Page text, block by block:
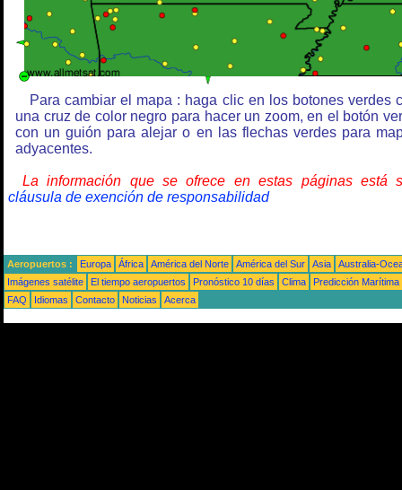
Para cambiar el mapa : haga clic en los botones verdes
una cruz de color negro para hacer un zoom, en el botón
con un guión para alejar o en las flechas verdes para
adyacentes.
La información que se ofrece en estas páginas está
cláusula de exención de responsabilidad
Aeropuertos : Europa África América del Norte América del Sur Asia
Australia-
Imágenes satélite
El tiempo aeropuertos Pronóstico 10 días Clima
Predicción Marítima
FAQ
Idiomas Contacto Noticias Acerca